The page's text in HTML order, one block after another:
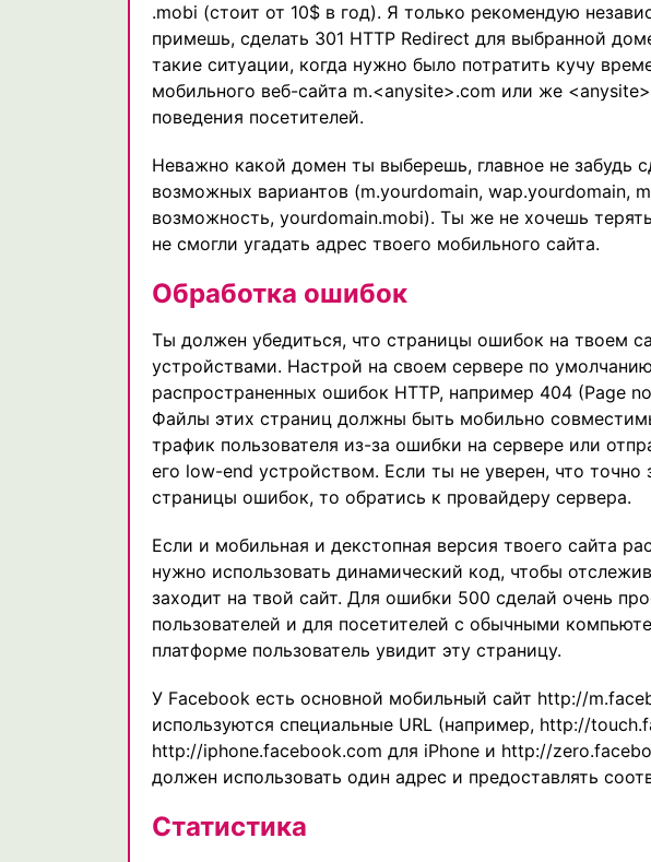
.mobi (стоит от 10$ в год). Я только рекомендую
примешь, сделать 301 HTTP Redirect для выбранной
такие ситуации, когда нужно было потратить кучу
мобильного веб-сайта m.<anysite>.com или же
поведения посетителей.
Неважно какой домен ты выберешь, главное не забудь
возможных вариантов (m.yourdomain, wap.yourdomain,
возможность, yourdomain.mobi). Ты же не хочешь
не смогли угадать адрес твоего мобильного сайта.
Обработка ошибок
Ты должен убедиться, что страницы ошибок на твоем
устройствами. Настрой на своем сервере по
распространенных ошибок HTTP, например 404 (Page
Файлы этих страниц должны быть мобильно
трафик пользователя из-за ошибки на сервере или
его low-end устройством. Если ты не уверен, что точно
страницы ошибок, то обратись к провайдеру сервера.
Если и мобильная и декстопная версия твоего сайта
нужно использовать динамический код, чтобы
заходит на твой сайт. Для ошибки 500 сделай очень
пользователей и для посетителей с обычными
платформе пользователь увидит эту страницу.
У Facebook есть основной мобильный сайт http://
используются специальные URL (например, http://
http://iphone.facebook.com для iPhone и http://
должен использовать один адрес и предоставлять
Статистика